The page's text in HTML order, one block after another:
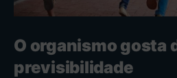
O organismo gosta
previsibilidade